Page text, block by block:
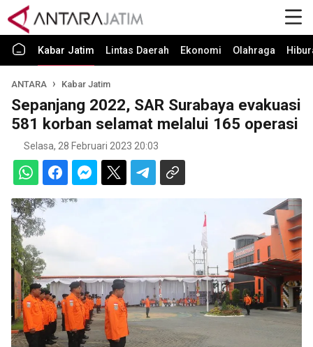
Kabar Jatim Lintas Daerah Ekonomi Olahraga
ANTARA Kabar Jatim
Sepanjang 2022, SAR Surabaya evakuasi
581 korban selamat melalui 165 operasi
Selasa, 28 Februari 2023 20:03